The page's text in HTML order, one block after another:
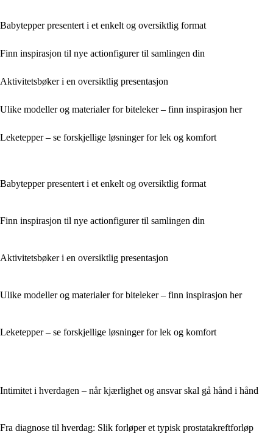
Babytepper presentert i et enkelt og oversiktlig format
Finn inspirasjon til nye actionfigurer til samlingen din
Aktivitetsbøker i en oversiktlig presentasjon
Ulike modeller og materialer for biteleker – finn inspirasjon her
Leketepper – se forskjellige løsninger for lek og komfort
Babytepper presentert i et enkelt og oversiktlig format
Finn inspirasjon til nye actionfigurer til samlingen din
Aktivitetsbøker i en oversiktlig presentasjon
Ulike modeller og materialer for biteleker – finn inspirasjon her
Leketepper – se forskjellige løsninger for lek og komfort
Intimitet i hverdagen – når kjærlighet og ansvar skal gå hånd i hånd
Fra diagnose til hverdag: Slik forløper et typisk prostatakreftforløp